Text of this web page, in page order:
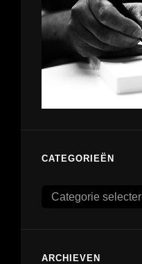
CATEGORIEËN
Categorieën
ARCHIEVEN